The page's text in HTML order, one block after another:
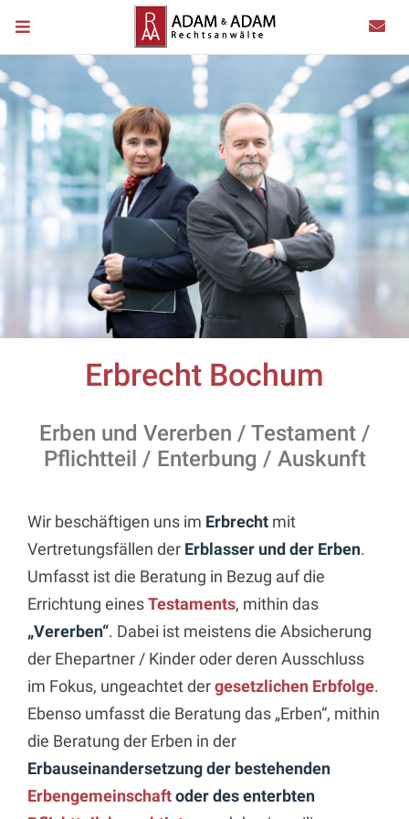
Erbrecht Bochum
Erben und Vererben / Testament /
Pflichtteil / Enterbung / Auskunft
Wir beschäftigen uns im Erbrecht mit
Vertretungsfällen der Erblasser und der Erben.
Umfasst ist die Beratung in Bezug auf die
Errichtung einesTestaments, mithin das
„Vererben“. Dabei ist meistens die Absicherung
der Ehepartner / Kinder oder deren Ausschluss
im Fokus, ungeachtet dergesetzlichen Erbfolge.
Ebenso umfasst die Beratung das „Erben“, mithin
die Beratung der Erben in der
Erbauseinandersetzung der bestehenden
Erbengemeinschaftoder des enterbten